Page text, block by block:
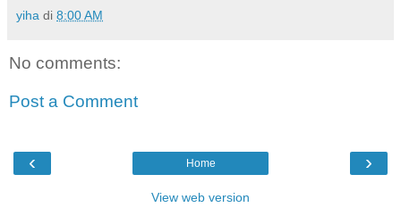
yiha di 8:00 AM
No comments:
Post a Comment
‹ ›
Home
View web version